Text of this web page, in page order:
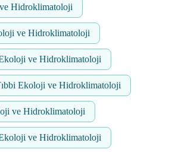
Hidroklimatoloji
ve Hidroklimatoloji
ve Hidroklimatoloji
Ekoloji ve Hidroklimatoloji
ve Hidroklimatoloji
ve Hidroklimatoloji